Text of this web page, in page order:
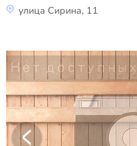
улица Сирина, 11